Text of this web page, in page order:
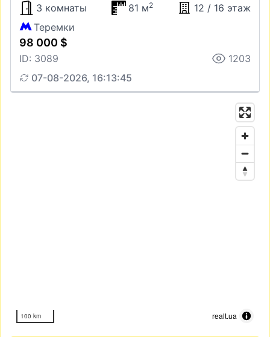
3 комнаты
81 м2
12 / 16 этаж
Теремки
98 000 $
ID: 3089
1203
07-08-2026, 16:13:45
100 km realt.ua